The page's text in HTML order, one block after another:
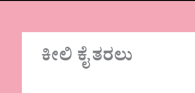
ಕೀಲಿ ಕೈ ತರಲು